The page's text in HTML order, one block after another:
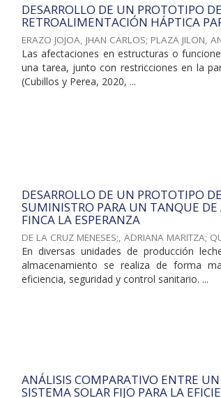
DESARROLLO DE UN PROTOTIPO
RETROALIMENTACIÓN HÁPTICA
ERAZO JOJOA, JHAN CARLOS; PLAZA JILON,
Las afectaciones en estructuras o
una tarea, junto con restricciones en la
(Cubillos y Perea, 2020, ...
DESARROLLO DE UN PROTOTIPO
SUMINISTRO PARA UN TANQUE
FINCA LA ESPERANZA
DE LA CRUZ MENESES;, ADRIANA MARITZA;
En diversas unidades de producción
almacenamiento se realiza de forma
eficiencia, seguridad y control sanitario. ...
ANÁLISIS COMPARATIVO ENTRE
SISTEMA SOLAR FIJO PARA LA